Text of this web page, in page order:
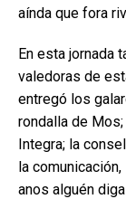
aínda que fora
En esta jornada
valedoras de
entregó los
rondalla de
Integra; la
la
anos alguén